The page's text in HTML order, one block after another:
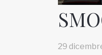
Inviateci le vostre
29